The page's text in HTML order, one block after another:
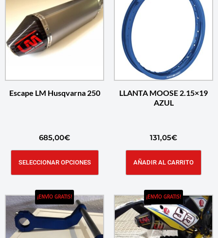
Escape LM Husqvarna 250
685,00€
SELECCIONAR OPCIONES
LLANTA MOOSE 2.15×19
AZUL
131,05€
AÑADIR AL CARRITO
¡ENVÍO GRATIS! ¡ENVÍO GRATIS!